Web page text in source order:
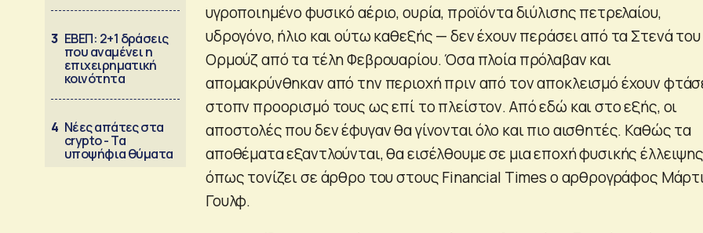
3 ΕΒΕΠ: 2+1 δράσεις
που αναμένει η
επιχειρηματική
κοινότητα
4 Νέες απάτες στα
crypto - Τα
υποψήφια θύματα
υγροποιημένο φυσικό αέριο, ουρία, προϊόντα διύλισης πετρελαίου,
υδρογόνο, ήλιο και ούτω καθεξής — δεν έχουν περάσει από τα Στενά του
Ορμούζ από τα τέλη Φεβρουαρίου. Όσα πλοία πρόλαβαν και
απομακρύνθηκαν από την περιοχή πριν από τον αποκλεισμό έχουν
στοπν προορισμό τους ως επί το πλείστον. Από εδώ και στο εξής, οι
αποστολές που δεν έφυγαν θα γίνονται όλο και πιο αισθητές. Καθώς τα
αποθέματα εξαντλούνται, θα εισέλθουμε σε μια εποχή φυσικής
όπως τονίζει σε άρθρο του στους Financial Times ο αρθρογράφος
Γουλφ.